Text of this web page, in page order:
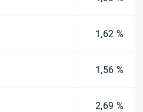
1,62 %
1,56 %
2,69 %